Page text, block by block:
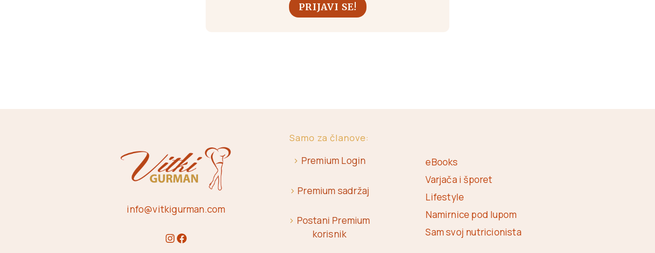
info@vitkigurman.com
Samo za članove:
> Premium Login
> Premium sadržaj
> Postani Premium
korisnik
eBooks
Varjača i šporet
Lifestyle
Namirnice pod lupom
Sam svoj nutricionista